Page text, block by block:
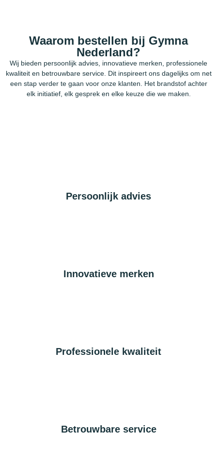
Waarom bestellen bij Gymna
Nederland?
Wij bieden persoonlijk advies, innovatieve merken, professionele
kwaliteit en betrouwbare service. Dit inspireert ons dagelijks om net
een stap verder te gaan voor onze klanten. Het brandstof achter
elk initiatief, elk gesprek en elke keuze die we maken.
Persoonlijk advies
Innovatieve merken
Professionele kwaliteit
Betrouwbare service